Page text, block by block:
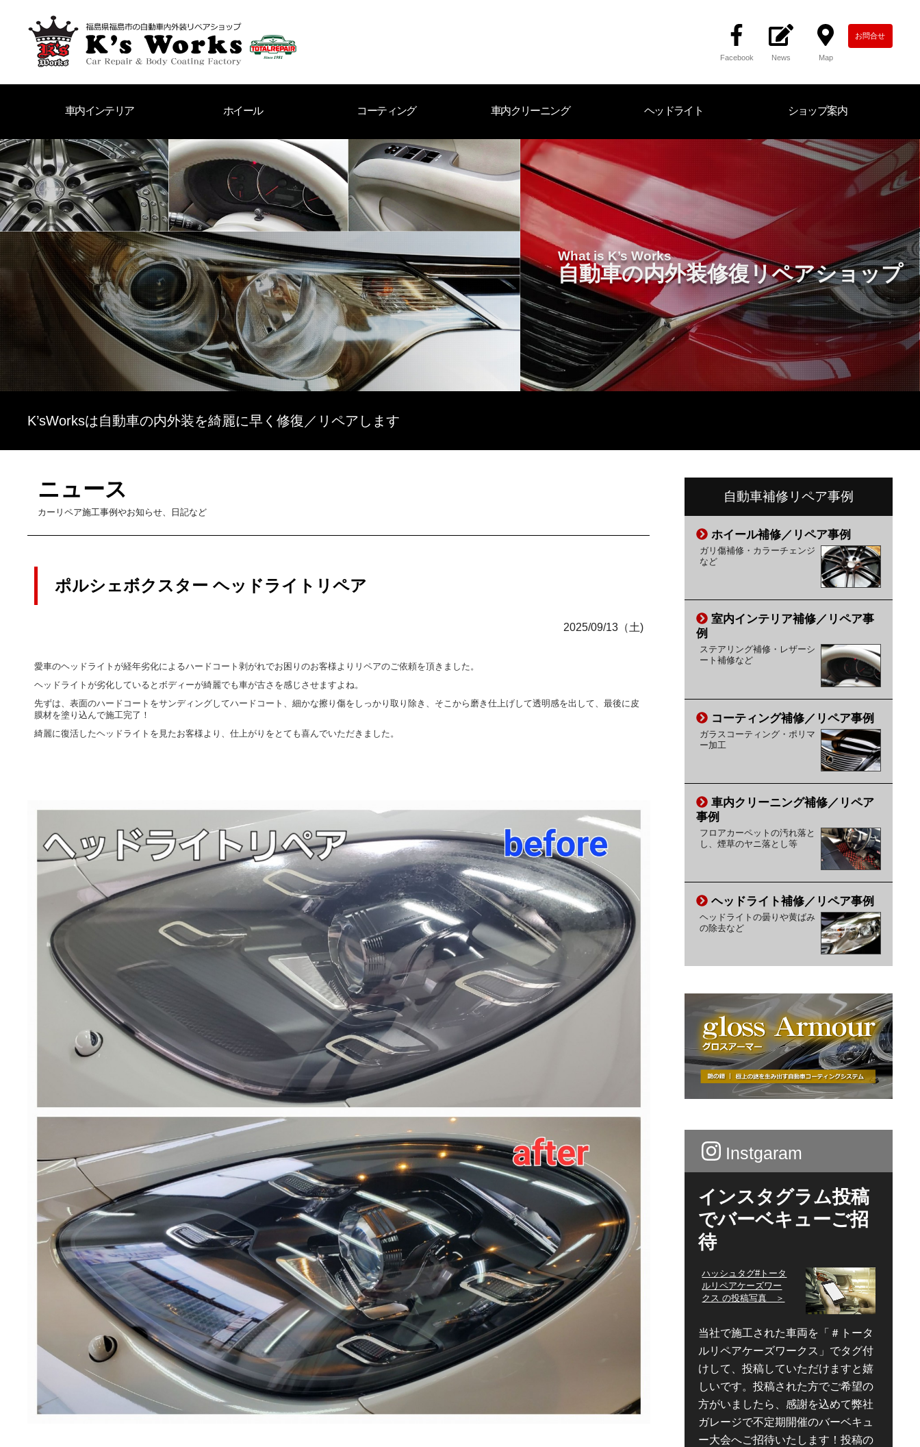
お問合せ
Map
News
Facebook
車内インテリア ホイール コーティング 車内クリーニング ヘッドライト ショップ案内
What is K’s Works
自動車の内外装修復 リペアショップ
K’sWorksは自動車の内外装を綺麗に早く修復／リペアします
ニュース
カーリペア施工事例やお知らせ、日記など
ポルシェボクスター ヘッドライトリペア
2025/09/13（土)
愛車のヘッドライトが経年劣化によるハードコート剥がれでお困りのお客様よりリペアのご依頼を頂きました。
ヘッドライトが劣化しているとボディーが綺麗でも車が古さを感じさせますよね。
先ずは、表面のハードコートをサンディングしてハードコート、細かな擦り傷をしっかり取り除き、 そこから磨き仕上げして透明感を出して、最後に皮
膜材を塗り込んで施工完了！
綺麗に復活したヘッドライトを見たお客様より、仕上がりをとても喜んでいただきました。
自動車補修リペア事例
ホイール補修／リペア事例
ガリ傷補修・カラーチェンジ
など
室内インテリア補修／リペア事
例
ステアリング補修・レザーシ
ート補修など
コーティング補修／リペア事例
ガラスコーティング・ポリマ
ー加工
車内クリーニング補修／リペア
事例
フロアカーペットの汚れ落と
し、煙草のヤニ落とし等
ヘッドライト補修／リペア事例
ヘッドライトの曇りや黄ばみ
の除去など
Instgaram
インスタグラム投稿
でバーベキューご招
待
ハッシュタグ#トータ
ルリペアケーズワー
クス の投稿写真 ＞
当社で施工された車両を「＃トータ
ルリペアケーズワークス」でタグ付
けして、投稿していただけますと嬉
しいです。投稿された方でご希望の
方がいましたら、感謝を込めて弊社
ガレージで不定期開催のバーベキュ
ー大会へご招待いたします！投稿の